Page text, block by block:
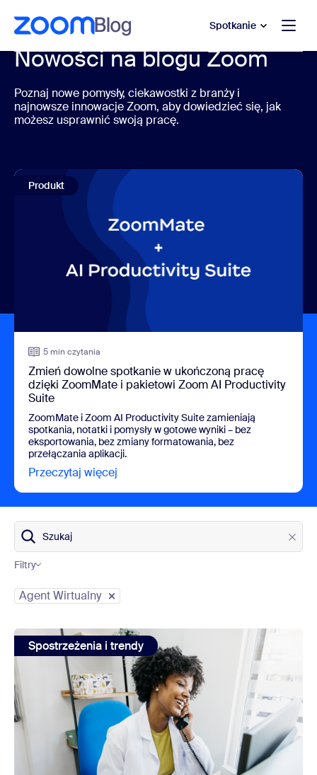
treści głównej
pomocy na czacie Spotkanie
Nowości na blogu Zoom
Poznaj nowe pomysły, ciekawostki z branży i
najnowsze innowacje Zoom, aby dowiedzieć się, jak
możesz usprawnić swoją pracę.
Produkt
5 min czytania
Zmień dowolne spotkanie w ukończoną pracę
dzięki ZoomMate i pakietowi Zoom AI Productivity
Suite
ZoomMate i Zoom AI Productivity Suite zamieniają
spotkania, notatki i pomysły w gotowe wyniki – bez
eksportowania, bez zmiany formatowania, bez
przełączania aplikacji.
Przeczytaj więcej
Szukaj
Filtry
Agent Wirtualny
view: Sztuczna inteligencja w opiece zdrowotnej:
Spostrzeżenia i trendy